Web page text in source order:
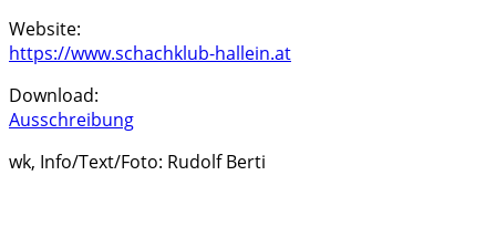
Website:
https://www.schachklub-hallein.at
Download:
Ausschreibung
wk, Info/Text/Foto: Rudolf Berti